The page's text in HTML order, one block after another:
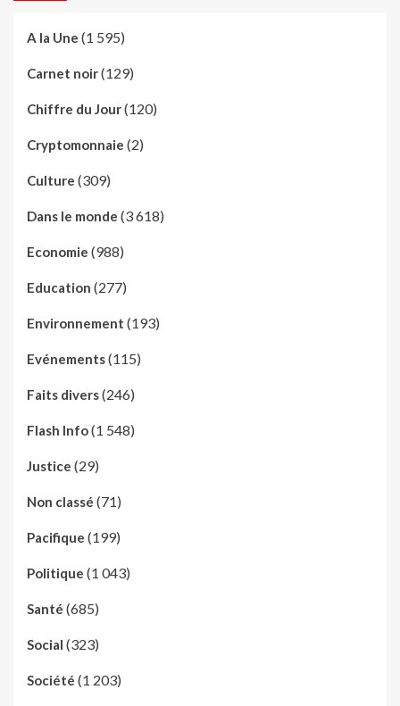
A la Une (1 595)
Carnet noir(129)
Chiffre du Jour(120)
Cryptomonnaie (2)
Culture (309)
Dans le monde (3 618)
Economie (988)
Education (277)
Environnement (193)
Evénements(115)
Faits divers(246)
Flash Info(1 548)
Justice (29)
Non classé (71)
Pacifique (199)
Politique (1 043)
Santé (685)
Social (323)
Société (1 203)